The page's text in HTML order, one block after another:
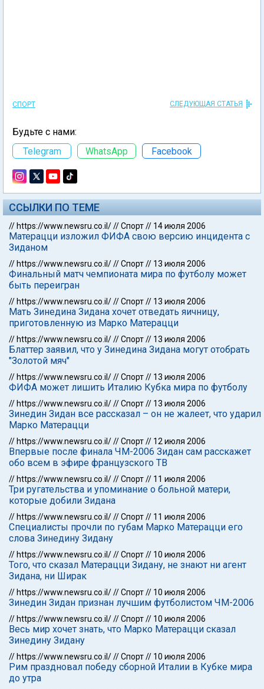
СПОРТ СЛЕДУЮЩАЯ СТАТЬЯ
Будьте с нами:
Telegram
WhatsApp Facebook
ССЫЛКИ ПО ТЕМЕ
// https://www.newsru.co.il///Спорт// 14 июля 2006
Матерацци изложил ФИФА свою версию инцидента с
Зиданом
// https://www.newsru.co.il///Спорт// 13 июля 2006
Финальный матч чемпионата мира по футболу может
быть переигран
// https://www.newsru.co.il///Спорт// 13 июля 2006
Мать Зинедина Зидана хочет отведать яичницу,
приготовленную из Марко Матерацци
// https://www.newsru.co.il///Спорт// 13 июля 2006
Блаттер заявил, что у Зинедина Зидана могут отобрать
"Золотой мяч"
// https://www.newsru.co.il///Спорт// 13 июля 2006
ФИФА может лишить Италию Кубка мира по футболу
// https://www.newsru.co.il///Спорт// 13 июля 2006
Зинедин Зидан все рассказал – он не жалеет, что ударил
Марко Матерацци
// https://www.newsru.co.il///Спорт// 12 июля 2006
Впервые после финала ЧМ-2006 Зидан сам расскажет
обо всем в эфире французского ТВ
// https://www.newsru.co.il///Спорт// 11 июля 2006
Три ругательства и упоминание о больной матери,
которые добили Зидана
// https://www.newsru.co.il///Спорт// 11 июля 2006
Специалисты прочли по губам Марко Матерацци его
слова Зинедину Зидану
// https://www.newsru.co.il///Спорт// 10 июля 2006
Того, что сказал Матерацци Зидану, не знают ни агент
Зидана, ни Ширак
// https://www.newsru.co.il///Спорт// 10 июля 2006
Зинедин Зидан признан лучшим футболистом ЧМ-2006
// https://www.newsru.co.il///Спорт// 10 июля 2006
Весь мир хочет знать, что Марко Матерацци сказал
Зинедину Зидану
// https://www.newsru.co.il///Спорт// 10 июля 2006
Рим праздновал победу сборной Италии в Кубке мира
до утра